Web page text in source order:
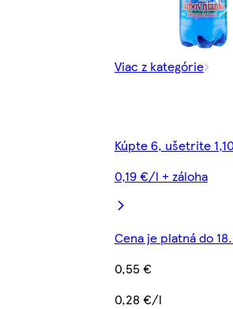
Viac z kategórie
Kúpte 6, ušetrite
0,19 €/l + záloha
Cena je platná do
0,55 €
0,28 €/l